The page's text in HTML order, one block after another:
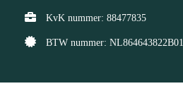
KvK nummer: 88477835
BTW nummer: NL864643822B01